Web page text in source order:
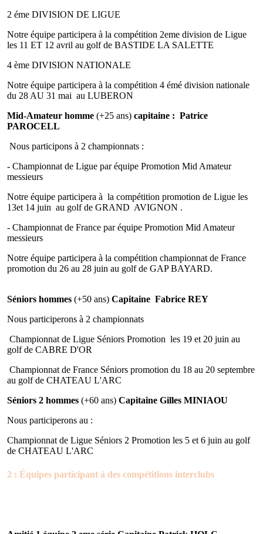
2 éme DIVISION DE LIGUE
Notre équipe participera à la compétition 2eme division de Ligue
les 11 ET 12 avril au golf de BASTIDE LA SALETTE
4 ème DIVISION NATIONALE
Notre équipe participera à la compétition 4 émé division nationale
du 28 AU 31 mai au LUBERON
Mid-Amateur homme (+25 ans) capitaine : Patrice
PAROCELL
Nous participons à 2 championnats :
- Championnat de Ligue par équipe Promotion Mid Amateur
messieurs
Notre équipe participera à la compétition promotion de Ligue les
13et 14 juin au golf de GRAND AVIGNON .
- Championnat de France par équipe Promotion Mid Amateur
messieurs
Notre équipe participera à la compétition championnat de France
promotion du 26 au 28 juin au golf de GAP BAYARD.
Séniors hommes (+50 ans) Capitaine Fabrice REY
Nous participerons à 2 championnats
Championnat de Ligue Séniors Promotion les 19 et 20 juin au
golf de CABRE D'OR
Championnat de France Séniors promotion du 18 au 20 septembre
au golf de CHATEAU L'ARC
Séniors 2 hommes (+60 ans) Capitaine Gilles MINIAOU
Nous participerons au :
Championnat de Ligue Séniors 2 Promotion les 5 et 6 juin au golf
de CHATEAU L'ARC
2 : Équipes participant à des compétitions interclubs